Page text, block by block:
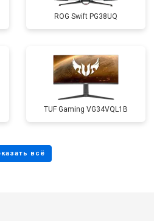
ROG Swift PG38UQ
TUF Gaming VG34VQL1B